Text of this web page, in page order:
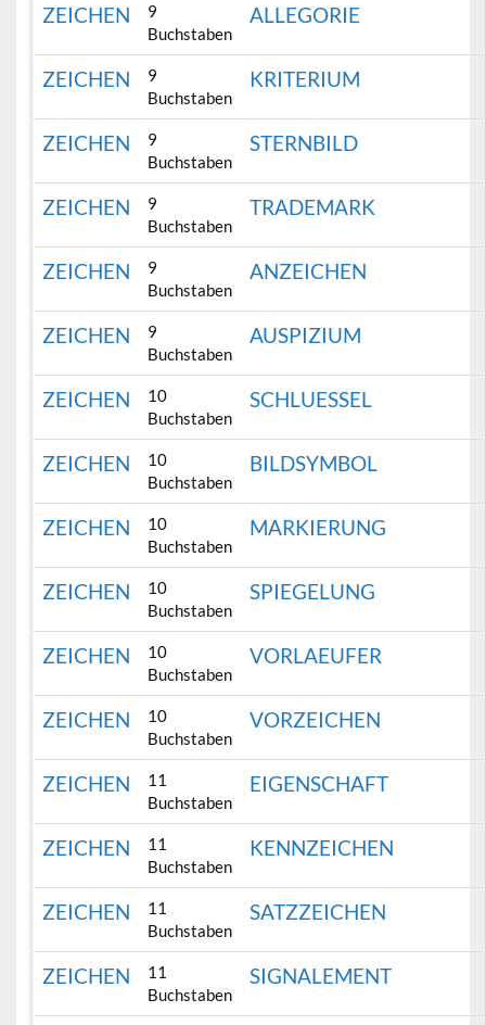
ZEICHEN
9
Buchstaben
ALLEGORIE
ZEICHEN
9
Buchstaben
KRITERIUM
ZEICHEN
9
Buchstaben
STERNBILD
ZEICHEN
9
Buchstaben
TRADEMARK
ZEICHEN
9
Buchstaben
ANZEICHEN
ZEICHEN
9
Buchstaben
AUSPIZIUM
ZEICHEN
10
Buchstaben
SCHLUESSEL
ZEICHEN
10
Buchstaben
BILDSYMBOL
ZEICHEN
10
Buchstaben
MARKIERUNG
ZEICHEN
10
Buchstaben
SPIEGELUNG
ZEICHEN
10
Buchstaben
VORLAEUFER
ZEICHEN
10
Buchstaben
VORZEICHEN
ZEICHEN
11
Buchstaben
EIGENSCHAFT
ZEICHEN
11
Buchstaben
KENNZEICHEN
ZEICHEN
11
Buchstaben
SATZZEICHEN
ZEICHEN
11
Buchstaben
SIGNALEMENT